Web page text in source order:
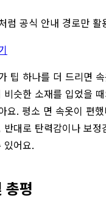
럼 공식 안내 경로만 활
팁 하나를 더 드리면
비슷한 소재를 입었을
요. 평소 면 속옷이 편
대로 탄력감이나 보정
있어요.
총평